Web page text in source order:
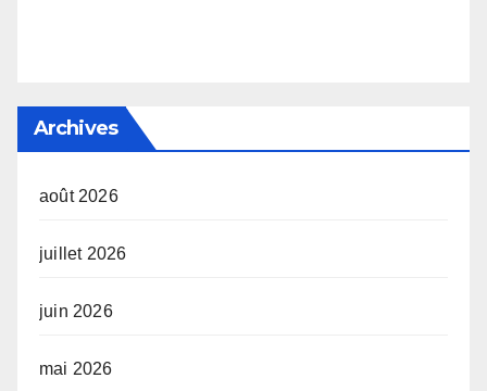
Archives
août 2026
juillet 2026
juin 2026
mai 2026